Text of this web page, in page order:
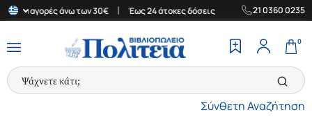
για αγορές άνω των 30€ Έως 24 άτοκες δόσεις | Δωρεάν
21 0360 0235
Σύνθετη Αναζήτηση
0